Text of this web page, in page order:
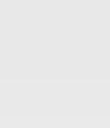
Wir möchten Sie